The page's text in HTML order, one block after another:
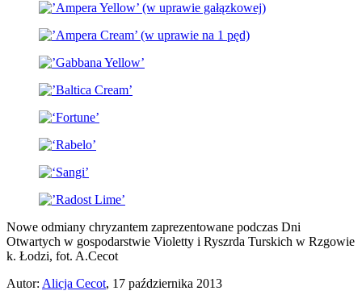
Nowe odmiany chryzantem zaprezentowane podczas Dni
Otwartych w gospodarstwie Violetty i Ryszrda Turskich w Rzgowie
k. Łodzi, fot. A.Cecot
Autor: Alicja Cecot, 17 października 2013